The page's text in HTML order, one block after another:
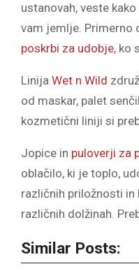
ustanovah, veste
vam jemlje. Primerno
poskrbi za udobje, ko
Linija Wet n Wild
od maskar, palet
kozmetični liniji si
Jopice in puloverji za
oblačilo, ki je toplo,
različnih priložnosti in
različnih dolžinah.
Similar Posts: